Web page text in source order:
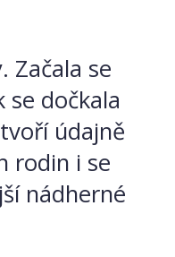
Začala se
dočkala
údajně
rodin i se
nádherné